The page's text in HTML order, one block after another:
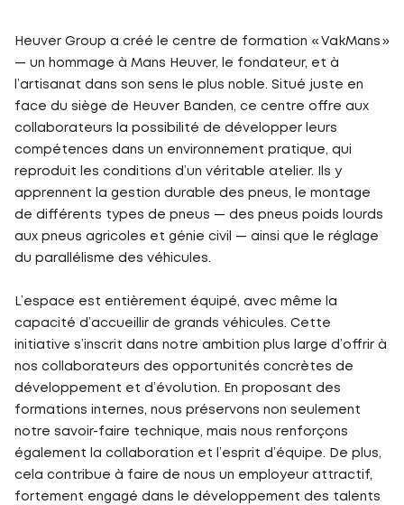
Heuver Group a créé le centre de formation « VakMans »
— un hommage à Mans Heuver, le fondateur, et à
l’artisanat dans son sens le plus noble. Situé juste en
face du siège de Heuver Banden, ce centre offre aux
collaborateurs la possibilité de développer leurs
compétences dans un environnement pratique, qui
reproduit les conditions d’un véritable atelier. Ils y
apprennent la gestion durable des pneus, le montage
de différents types de pneus — des pneus poids lourds
aux pneus agricoles et génie civil — ainsi que le réglage
du parallélisme des véhicules.
L’espace est entièrement équipé, avec même la
capacité d’accueillir de grands véhicules. Cette
initiative s’inscrit dans notre ambition plus large d’offrir à
nos collaborateurs des opportunités concrètes de
développement et d’évolution. En proposant des
formations internes, nous préservons non seulement
notre savoir-faire technique, mais nous renforçons
également la collaboration et l’esprit d’équipe. De plus,
cela contribue à faire de nous un employeur attractif,
fortement engagé dans le développement des talents